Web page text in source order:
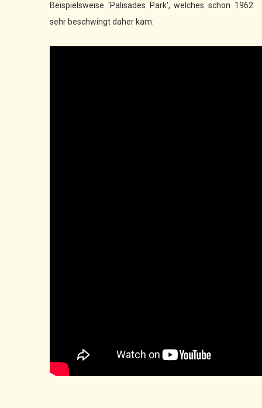
Beispielsweise 'Palisades Park', welches schon 1962
sehr beschwingt daher kam: